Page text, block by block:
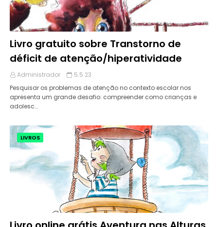
Livro gratuito sobre Transtorno de
déficit de atenção/hiperatividade
Administrador
5.5.23
Pesquisar os problemas de atenção no contexto escolar nos
apresenta um grande desafio: compreender como crianças e
adolesc…
LIVROS